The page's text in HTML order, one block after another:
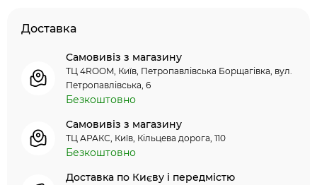
Доставка
Самовивіз з магазину
ТЦ 4ROOM, Київ, Петропавлівська Борщагівка, вул.
Петропавлівська, 6
Безкоштовно
Самовивіз з магазину
ТЦ АРАКС, Київ, Кільцева дорога, 110
Безкоштовно
Доставка по Києву і передмістю